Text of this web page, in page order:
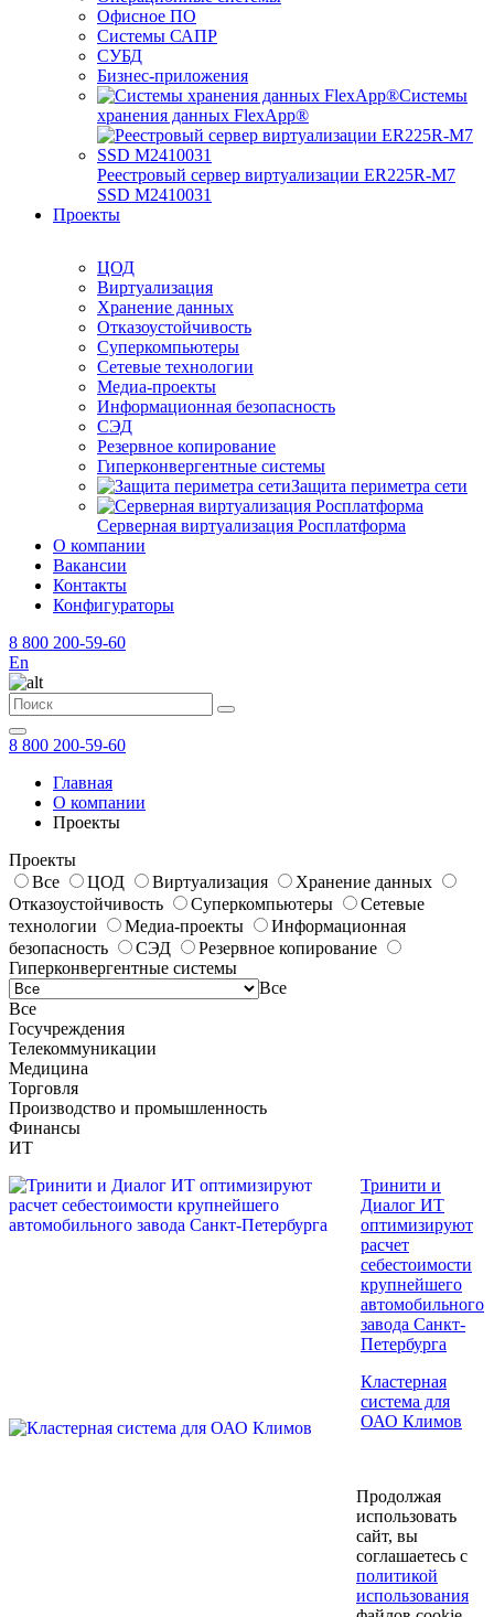
Офисное ПО
Системы САПР
СУБД
Бизнес-приложения
Системы
хранения данных FlexApp®
Реестровый сервер виртуализации ER225R-M7
SSD М2410031
Проекты
ЦОД
Виртуализация
Хранение данных
Отказоустойчивость
Суперкомпьютеры
Сетевые технологии
Медиа-проекты
Информационная безопасность
СЭД
Резервное копирование
Гиперконвергентные системы
Защита периметра сети
Серверная виртуализация Росплатформа
О компании
Вакансии
Контакты
Конфигураторы
8 800 200-59-60
En
8 800 200-59-60
Главная
О компании
Проекты
Проекты
Все
ЦОД Виртуализация
Хранение данных
Отказоустойчивость
Суперкомпьютеры
Сетевые
технологии
Медиа-проекты
Информационная
безопасность
СЭД
Резервное копирование
Гиперконвергентные системы
Все
Все
Госучреждения
Телекоммуникации
Медицина
Торговля
Производство и промышленность
Финансы
ИТ
Тринити и
Диалог ИТ
оптимизируют
расчет
себестоимости
крупнейшего
автомобильного
завода Санкт-
Петербурга
Кластерная
система для
ОАО Климов
Продолжая
использовать
сайт, вы
соглашаетесь с
политикой
использования